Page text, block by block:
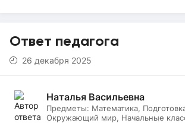
Ответ педагога
26 декабря 2025
Наталья Васильевна
Предметы: Математика,
Окружающий мир, Начальные